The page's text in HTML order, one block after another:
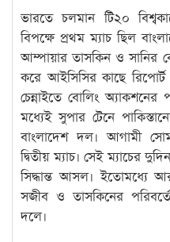
ভারতে চলমান টি২০
বিপক্ষে প্রথম ম্যাচ ছিল
আম্পায়ার তাসকিন ও সানির
করে আইসিসির কাছে
চেন্নাইতে বোলিং
মধ্যেই সুপার টেনে
বাংলাদেশ দল। আগামী
দ্বিতীয় ম্যাচ। সেই ম্যাচের
সিদ্ধান্ত আসল। ইতোমধ্যে
সজীব ও তাসকিনের
দলে।